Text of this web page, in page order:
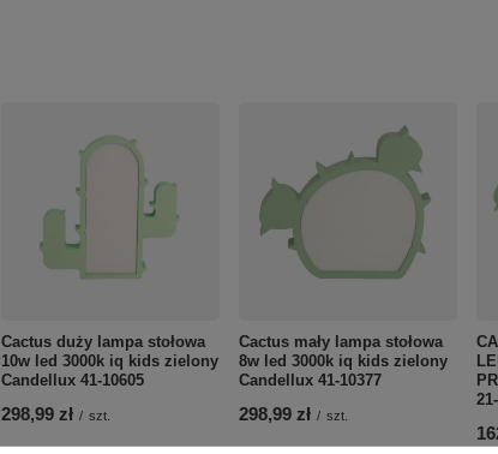
Cactus duży lampa stołowa
10w led 3000k iq kids zielony
Candellux 41-10605
298,99 zł / szt.
Cactus mały lampa stołowa
8w led 3000k iq kids zielony
Candellux 41-10377
298,99 zł / szt.